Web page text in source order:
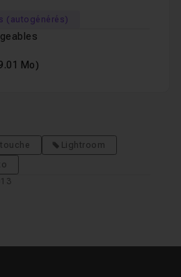
(autogénérés)
Mo)
Lightroom